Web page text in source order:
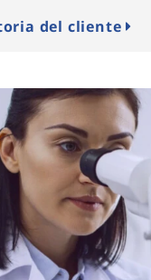
del cliente